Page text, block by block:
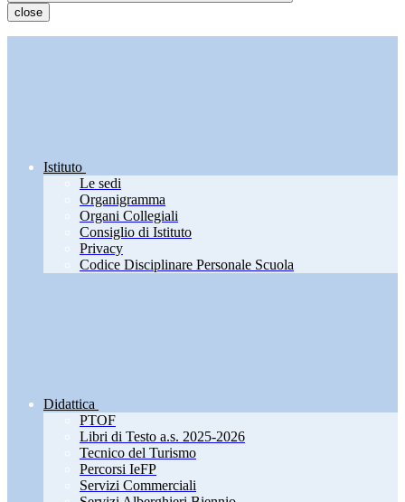
close
Istituto
Le sedi
Organigramma
Organi Collegiali
Consiglio di Istituto
Privacy
Codice Disciplinare Personale Scuola
Didattica
PTOF
Libri di Testo a.s. 2025-2026
Tecnico del Turismo
Percorsi IeFP
Servizi Commerciali